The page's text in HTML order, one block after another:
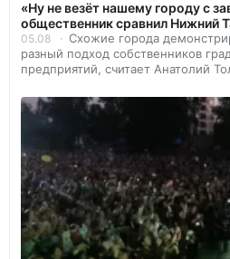
«Ну не везёт нашему городу с
общественник сравнил Нижний
05.08
Схожие города
разный подход собственников
предприятий, считает Анатолий